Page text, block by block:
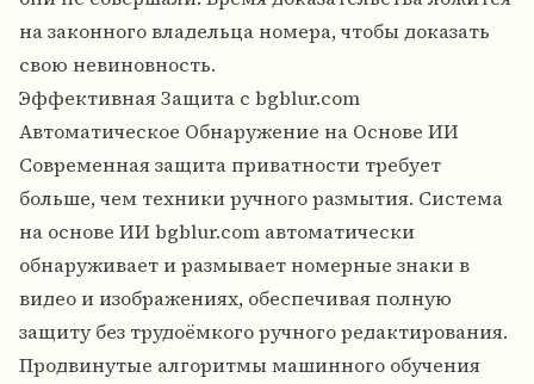
на законного владельца номера, чтобы доказать
свою невиновность.
Эффективная Защита с bgblur.com
Автоматическое Обнаружение на Основе ИИ
Современная защита приватности требует
больше, чем техники ручного размытия. Система
на основе ИИ bgblur.com автоматически
обнаруживает и размывает номерные знаки в
видео и изображениях, обеспечивая полную
защиту без трудоёмкого ручного редактирования.
Продвинутые алгоритмы машинного обучения